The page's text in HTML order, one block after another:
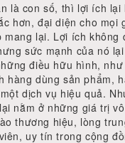
là con số, thì lợi ích lại
hơn, đại diện cho mọi
mang lại. Lợi ích không
sức mạnh của nó
điều hữu hình,
hàng dùng sản phẩm,
dịch vụ hiệu quả.
nằm ở những giá trị
thương hiệu, lòng
uy tín trong cộng